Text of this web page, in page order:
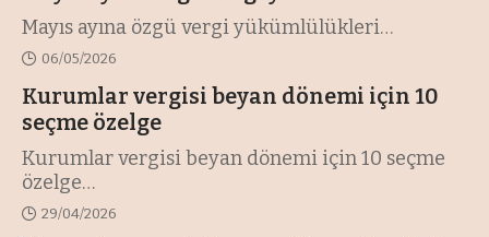
Mayıs ayına özgü vergi yükümlülükleri…
06/05/2026
Kurumlar vergisi beyan dönemi için 10
seçme özelge
Kurumlar vergisi beyan dönemi için 10 seçme
özelge…
29/04/2026